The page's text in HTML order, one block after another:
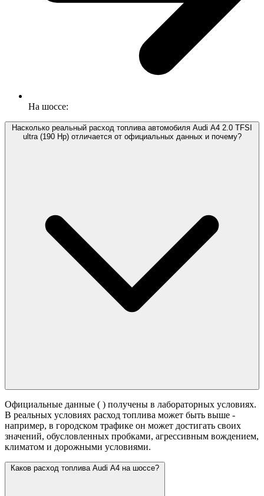
На шоссе:
Насколько реальный расход топлива автомобиля Audi A4 2.0 TFSI
ultra (190 Hp) отличается от официальных данных и почему?
Официальные данные ( ) получены в лабораторных условиях.
В реальных условиях расход топлива может быть выше -
например, в городском трафике он может достигать своих
значений, обусловленных пробками, агрессивным вождением,
климатом и дорожными условиями.
Каков расход топлива Audi A4 на шоссе?